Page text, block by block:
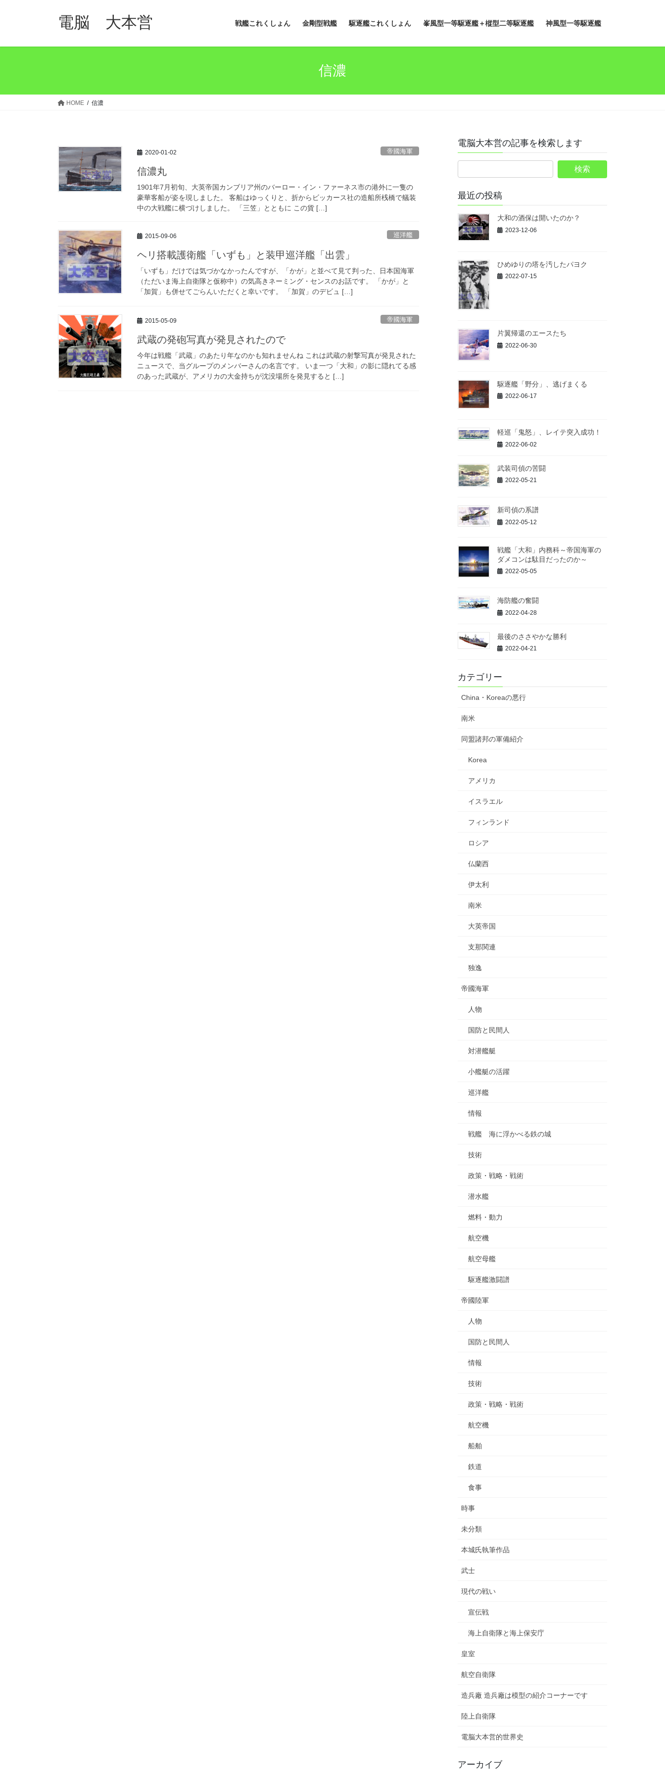
電脳 大本営 戦艦これくしょん 金剛型戦艦 駆逐艦これくしょん 峯風型一等駆逐艦＋樅型二等駆逐艦 神風型一等駆逐艦
信濃
HOME 信濃
2020-01-02 帝國海軍
信濃丸
1901年7月初旬、大英帝国カンブリア州のバーロー・イン・ファーネス市の港外に一隻の
豪華客船が姿を現しました。 客船はゆっくりと、折からビッカース社の造船所桟橋で艤装
中の大戦艦に横づけしました。 「三笠」とともに この貨 […]
2015-09-06 巡洋艦
ヘリ搭載護衛艦「いずも」と装甲巡洋艦「出雲」
「いずも」だけでは気づかなかったんですが、「かが」と並べて見て判った、日本国海軍
（ただいま海上自衛隊と仮称中）の気高きネーミング・センスのお話です。 「かが」と
「加賀」も併せてごらんいただくと幸いです。 「加賀」のデビュ […]
2015-05-09 帝國海軍
武蔵の発砲写真が発見されたので
今年は戦艦「武蔵」のあたり年なのかも知れませんね これは武蔵の射撃写真が発見された
ニュースで、当グループのメンバーさんの名言です。 いま一つ「大和」の影に隠れてる感
のあった武蔵が、アメリカの大金持ちが沈没場所を発見すると […]
電脳大本営の記事を検索します
最近の投稿
大和の酒保は開いたのか？
2023-12-06
ひめゆりの塔を汚したパヨク
2022-07-15
片翼帰還のエースたち
2022-06-30
駆逐艦「野分」、逃げまくる
2022-06-17
軽巡「鬼怒」、レイテ突入成功！
2022-06-02
武装司偵の苦闘
2022-05-21
新司偵の系譜
2022-05-12
戦艦「大和」内務科～帝国海軍の
ダメコンは駄目だったのか～
2022-05-05
海防艦の奮闘
2022-04-28
最後のささやかな勝利
2022-04-21
カテゴリー
China・Koreaの悪行
南米
同盟諸邦の軍備紹介
Korea
アメリカ
イスラエル
フィンランド
ロシア
仏蘭西
伊太利
南米
大英帝国
支那関連
独逸
帝國海軍
人物
国防と民間人
対潜艦艇
小艦艇の活躍
巡洋艦
情報
戦艦 海に浮かべる鉄の城
技術
政策・戦略・戦術
潜水艦
燃料・動力
航空機
航空母艦
駆逐艦激闘譜
帝國陸軍
人物
国防と民間人
情報
技術
政策・戦略・戦術
航空機
船舶
鉄道
食事
時事
未分類
本城氏執筆作品
武士
現代の戦い
宣伝戦
海上自衛隊と海上保安庁
皇室
航空自衛隊
造兵廠 造兵廠は模型の紹介コーナーです
陸上自衛隊
電脳大本営的世界史
アーカイブ